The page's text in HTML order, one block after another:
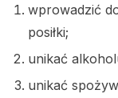
wprowadzić
posiłki;
unikać
unikać